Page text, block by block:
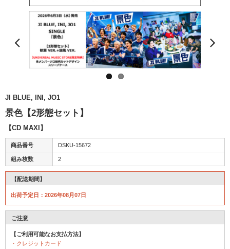
JI BLUE, INI, JO1
景色【2形態セット】
【CD MAXI】
商品番号 DSKU-15672
組み枚数 2
【配送期間】
出荷予定日：2026年08月07日
ご注意
【ご利用可能なお支払方法】
・クレジットカード